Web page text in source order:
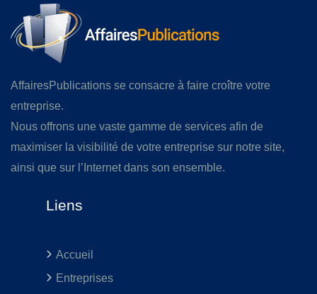
AffairesPublications se consacre à faire croître votre
entreprise.
Nous offrons une vaste gamme de services afin de
maximiser la visibilité de votre entreprise sur notre site,
ainsi que sur l’Internet dans son ensemble.
Liens
Accueil
Entreprises